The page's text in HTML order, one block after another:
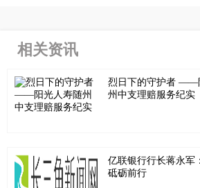
相关资讯
烈日下的守护者 ——
州中支理赔服务纪实
亿联银行行长蒋永军
砥砺前行